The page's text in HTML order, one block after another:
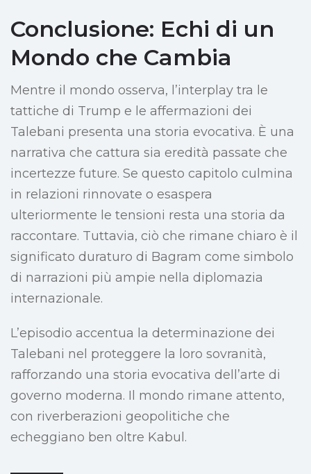
Conclusione: Echi di un
Mondo che Cambia
Mentre il mondo osserva, l’interplay tra le
tattiche di Trump e le affermazioni dei
Talebani presenta una storia evocativa. È una
narrativa che cattura sia eredità passate che
incertezze future. Se questo capitolo culmina
in relazioni rinnovate o esaspera
ulteriormente le tensioni resta una storia da
raccontare. Tuttavia, ciò che rimane chiaro è il
significato duraturo di Bagram come simbolo
di narrazioni più ampie nella diplomazia
internazionale.
L’episodio accentua la determinazione dei
Talebani nel proteggere la loro sovranità,
rafforzando una storia evocativa dell’arte di
governo moderna. Il mondo rimane attento,
con riverberazioni geopolitiche che
echeggiano ben oltre Kabul.